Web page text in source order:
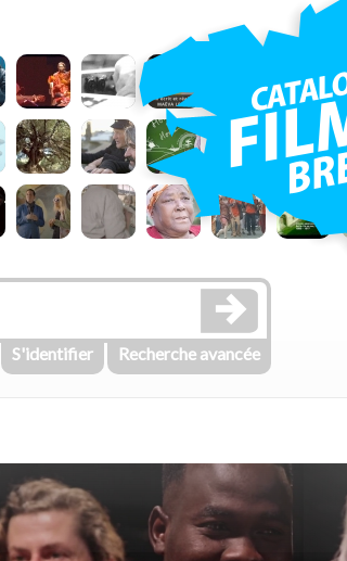
S'identifier Recherche avancée